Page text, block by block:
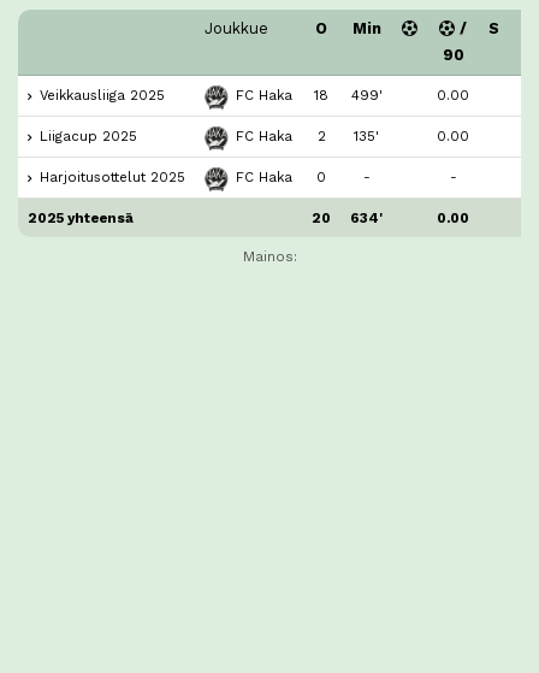
Joukkue O Min
/
90
S
Veikkausliiga 2025 FC Haka 18 499' 0.00
Liigacup 2025 FC Haka 2 135' 0.00
Harjoitusottelut 2025 FC Haka 0 - -
2025 yhteensä 20 634' 0.00
Mainos: